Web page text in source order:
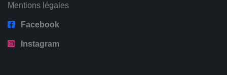
Mentions légales
Facebook
Instagram